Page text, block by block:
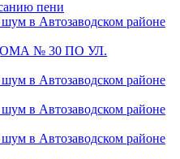
пени
в Автозаводском районе
№ 30 ПО УЛ.
в Автозаводском районе
в Автозаводском районе
в Автозаводском районе